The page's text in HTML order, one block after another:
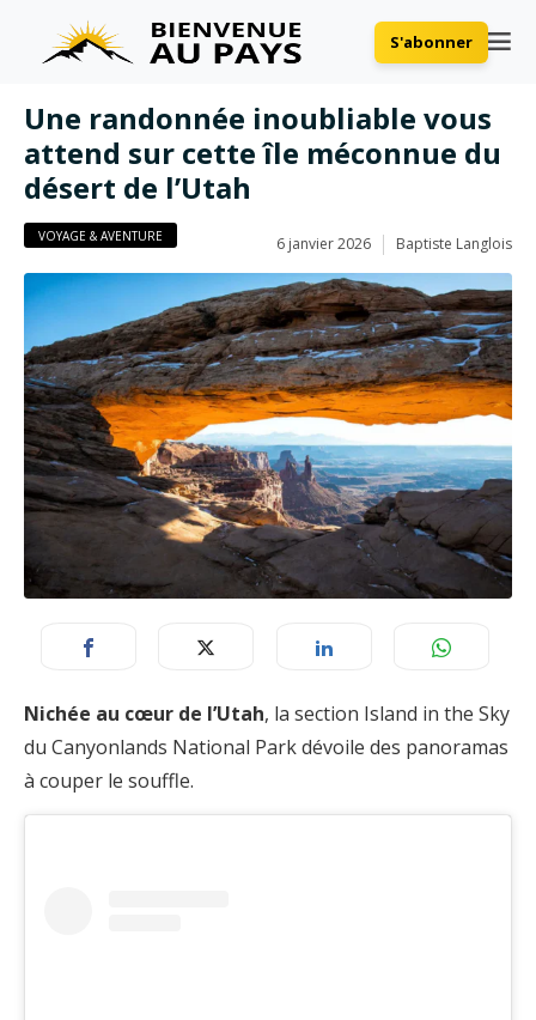
S'abonner
Une randonnée inoubliable vous
attend sur cette île méconnue du
désert de l’Utah
VOYAGE & AVENTURE 6 janvier 2026 Baptiste Langlois
Nichée au cœur de l’Utah, la section Island in the Sky
du Canyonlands National Park dévoile des panoramas
à couper le souffle.